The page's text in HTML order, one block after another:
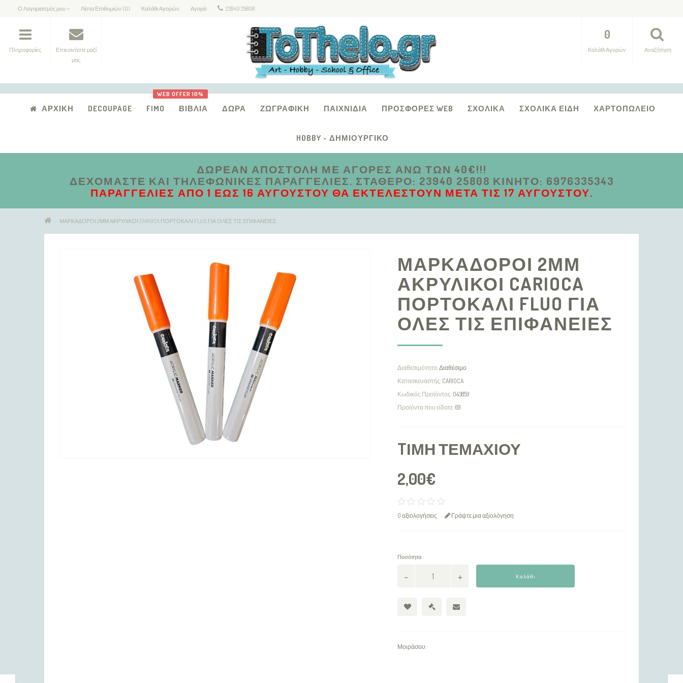
Ο Λογαριασμός μου Λίστα Επιθυμιών (0) Καλάθι Αγορών Αγορά 23940 25808
Πληροφορίες
Επικοινήστε μαζί
μας
Αναζήτηση
0
Καλάθι Αγορών
ΑΡΧΙΚΉ DECOUPAGE FIMO
WEB OFFER 10%
ΒΙΒΛΊΑ ΔΏΡΑ ΖΩΓΡΑΦΙΚΉ ΠΑΙΧΝΊΔΙΑ ΠΡΟΣΦΟΡΈΣ WEB ΣΧΟΛΙΚΆ ΣΧΟΛΙΚΆ ΕΊΔΗ ΧΑΡΤΟΠΩΛΕΊΟ
HOBBY - ΔΗΜΙΟΥΡΓΙΚΌ
ΔΩΡΕΑΝ ΑΠΟΣΤΟΛΗ ΜΕ ΑΓΟΡΕΣ ΑΝΩ ΤΩΝ 40€!!!
ΔΕΧΌΜΑΣΤΕ ΚΑΙ ΤΗΛΕΦΩΝΙΚΈΣ ΠΑΡΑΓΓΕΛΊΕΣ. ΣΤΑΘΕΡΌ: 23940 25808 ΚΙΝΗΤΌ: 6976335343
ΠΑΡΑΓΓΕΛΊΕΣ ΑΠΟ 1 ΈΩΣ 16 ΑΥΓΟΎΣΤΟΥ ΘΑ ΕΚΤΕΛΕΣΤΟΎΝ ΜΕΤΆ ΤΙΣ 17 ΑΥΓΟΎΣΤΟΥ.
ΜΑΡΚΑΔΟΡΟΙ 2ΜΜ ΑΚΡΥΛΙΚΟΙ CARIOCA ΠΟΡΤΟΚΑΛΙ FLUO ΓΙΑ ΟΛΕΣ ΤΙΣ ΕΠΙΦΑΝΕΙΕΣ
ΜΑΡΚΑΔΟΡΟΙ 2ΜΜ
ΑΚΡΥΛΙΚΟΙ CARIOCA
ΠΟΡΤΟΚΑΛΙ FLUO ΓΙΑ
ΟΛΕΣ ΤΙΣ ΕΠΙΦΑΝΕΙΕΣ
Διαθεσιμότητα:Διαθέσιμο
Κατασκευαστής: CARIOCA
Κωδικός Προϊόντος: 043859
Προϊόντα που είδατε: 69
TΙΜΉ ΤΕΜΑΧΊΟΥ
2,00€
0 αξιολογήσεις Γράψτε μια αξιολόγηση
Ποσότητα
Καλάθι
Μοιράσου: